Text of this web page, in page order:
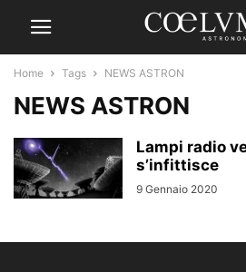
Home Tags NEWS ASTRON
NEWS ASTRON
Lampi radio
s’infittisce
9 Gennaio 2020